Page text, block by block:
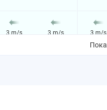
3 m/s 3 m/s 3 m/s